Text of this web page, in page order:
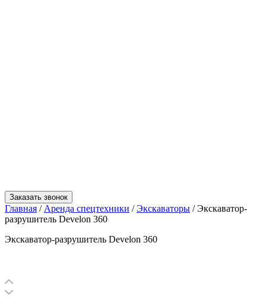
Заказать звонок
Главная / Аренда спецтехники /Экскаваторы /Экскаватор-
разрушитель Develon 360
Экскаватор-разрушитель Develon 360